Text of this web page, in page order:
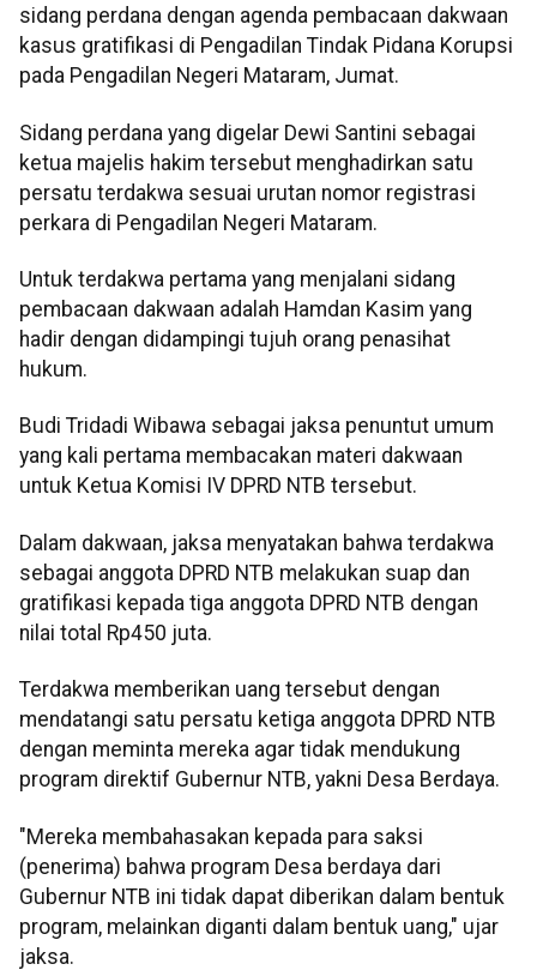
sidang perdana dengan agenda pembacaan dakwaan
kasus gratifikasi di Pengadilan Tindak Pidana Korupsi
pada Pengadilan Negeri Mataram, Jumat.
Sidang perdana yang digelar Dewi Santini sebagai
ketua majelis hakim tersebut menghadirkan satu
persatu terdakwa sesuai urutan nomor registrasi
perkara di Pengadilan Negeri Mataram.
Untuk terdakwa pertama yang menjalani sidang
pembacaan dakwaan adalah Hamdan Kasim yang
hadir dengan didampingi tujuh orang penasihat
hukum.
Budi Tridadi Wibawa sebagai jaksa penuntut umum
yang kali pertama membacakan materi dakwaan
untuk Ketua Komisi IV DPRD NTB tersebut.
Dalam dakwaan, jaksa menyatakan bahwa terdakwa
sebagai anggota DPRD NTB melakukan suap dan
gratifikasi kepada tiga anggota DPRD NTB dengan
nilai total Rp450 juta.
Terdakwa memberikan uang tersebut dengan
mendatangi satu persatu ketiga anggota DPRD NTB
dengan meminta mereka agar tidak mendukung
program direktif Gubernur NTB, yakni Desa Berdaya.
"Mereka membahasakan kepada para saksi
(penerima) bahwa program Desa berdaya dari
Gubernur NTB ini tidak dapat diberikan dalam bentuk
program, melainkan diganti dalam bentuk uang," ujar
jaksa.